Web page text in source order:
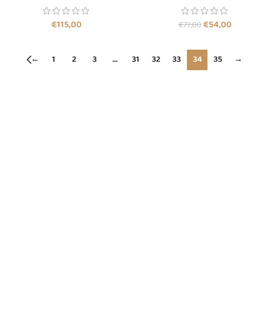
€115,00 €77,00€54,00
← 1 2 3 … 31 32 33 34 35 →